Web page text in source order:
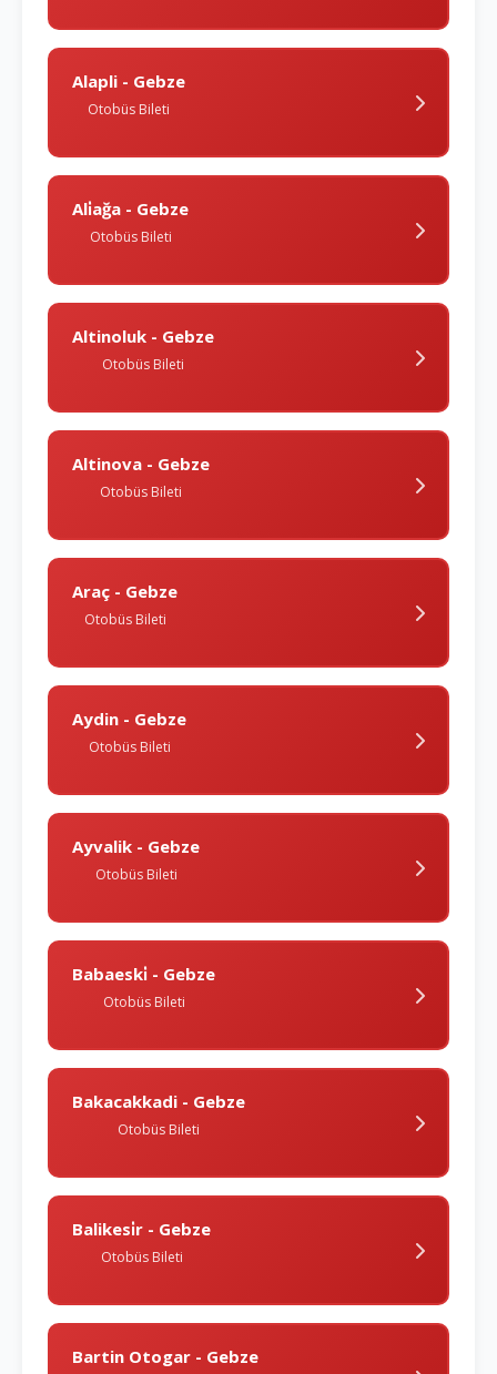
Alapli - Gebze
Otobüs Bileti
Ali̇ağa - Gebze
Otobüs Bileti
Altinoluk - Gebze
Otobüs Bileti
Altinova - Gebze
Otobüs Bileti
Araç - Gebze
Otobüs Bileti
Aydin - Gebze
Otobüs Bileti
Ayvalik - Gebze
Otobüs Bileti
Babaeski̇ - Gebze
Otobüs Bileti
Bakacakkadi - Gebze
Otobüs Bileti
Balikesi̇r - Gebze
Otobüs Bileti
Bartin Otogar - Gebze